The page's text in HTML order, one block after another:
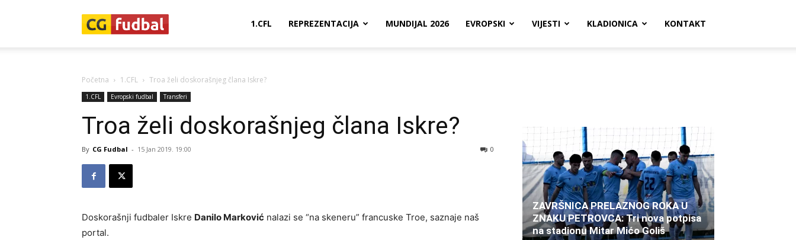
1.CFL REPREZENTACIJA MUNDIJAL 2026 EVROPSKI VIJESTI KLADIONICA KONTAKT
Početna 1.CFL Troa želi doskorašnjeg člana Iskre?
1.CFL Evropski fudbal Transferi
Troa želi doskorašnjeg člana Iskre?
By CG Fudbal - 15 Jan 2019. 19:00 0
Doskorašnji fudbaler Iskre Danilo Marković nalazi se “na skeneru” francuske Troe, saznaje naš
portal.
ZAVRŠNICA PRELAZNOG ROKA U
ZNAKU PETROVCA: Tri nova potpisa
na stadionu Mitar Mićo Goliš